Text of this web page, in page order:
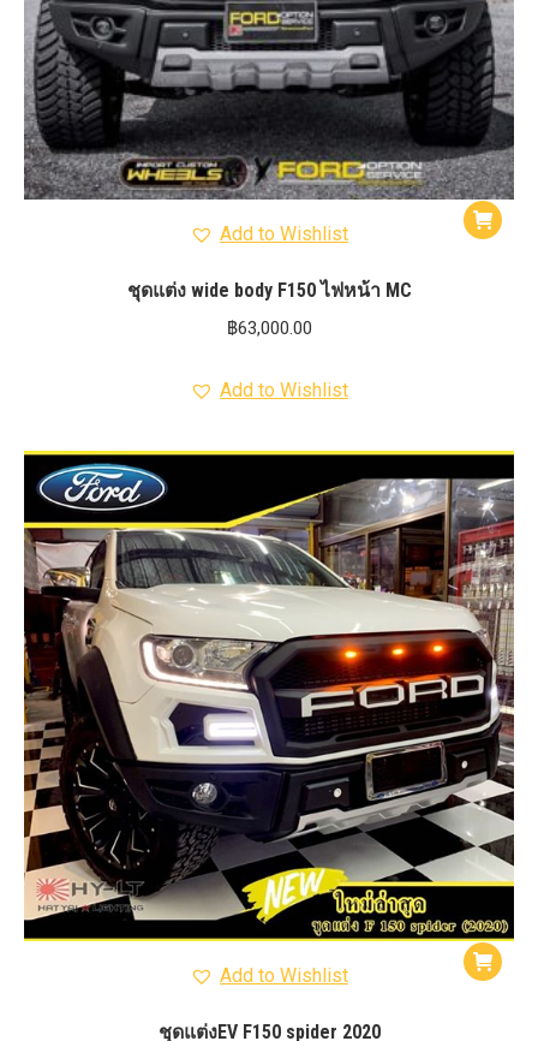
Add to Wishlist
ชุดแต่ง wide body F150 ไฟหน้า MC
฿63,000.00
Add to Wishlist
Add to Wishlist
ชุดแต่งEV F150 spider 2020